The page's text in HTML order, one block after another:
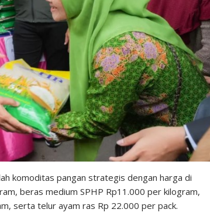
komoditas pangan strategis dengan harga di
beras medium SPHP Rp11.000 per kilogram,
serta telur ayam ras Rp 22.000 per pack.